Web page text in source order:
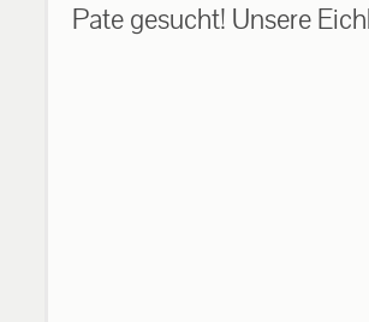
Pate gesucht! Unsere